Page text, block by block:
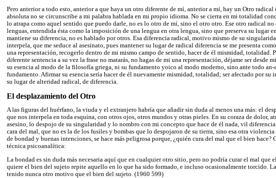
Pero anterior a todo esto, anterior a que haya un otro diferente de mí, anterior a mí, hay un Otro
absoluta no se circunscribe a mi palabra hablada en mi propio idioma. No se cierra en mi totalidad
lo atrapa como aquel sentido que puedo darle, no es lo otro de mí, sino el otro otro. Ese otro radical
lenguas, entendida ésta como la imposición de una lengua en otra lengua, sino que preserva su lugar
mantiene su diferencia, no es hablado por otros. Esa diferencia radical, motivo mismo de su
interpela, que me seduce al asesinato, pues mantener su lugar de radical diferencia se me presenta
una representación, recogerlo dentro de mi mismo campo de sentido, hacer de él mismidad, totalidad.
diferente sentencia a su vez la frase no matarás, no hagas de mi una representación, déjame ser desde
su esencia al modo de la filosofía griega, ni su fundamento yoico al modo moderno, sino ante todo an-
fundamento. Afirmar su esencia sería hacer de él nuevamente mismidad, totalidad; ser afectado por su
su lugar de alteridad radical, de diferencia.
El desplazamiento del Otro
A las figuras del huérfano, la viuda y el extranjero habría que añadir sin duda al menos una más: el
que nos interpela en toda esquina, con otros ojos, otros mundos y otras pieles. En su coraza de dolor,
asesino, lo despojo de su singularidad y lo nombro con mi concepto que hace de él nada, vil
cara del mal, que no es la de los fusiles y bombas que lo despojaron de su tierra, sino esa otra
de bondad y buenas intenciones, se hace más peligrosa porque, ¿quién cura del mal que el bien hace?
técnica psicoanalítica:
La bondad es sin duda más necesaria aquí que en cualquier otro sitio, pero no podría curar el mal que
quiere el bien del sujeto repite aquello en lo que ha sido formado, e incluso ocasionalmente torcido.
tenido nunca otro motivo que el bien del sujeto. (1960 599)